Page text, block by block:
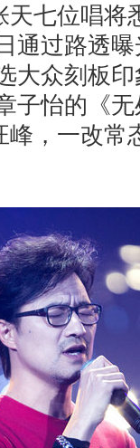
七位唱将
通过路透
大众刻板
子怡的《
峰，一改